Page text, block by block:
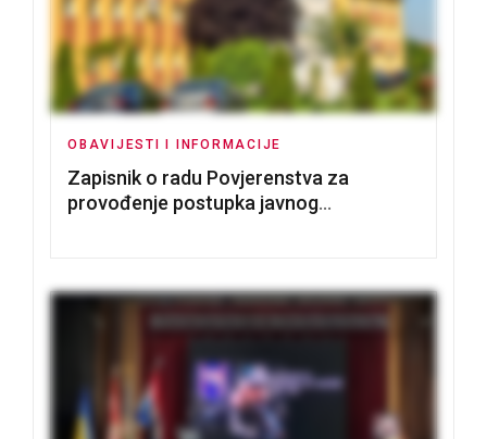
OBAVIJESTI I INFORMACIJE
Zapisnik o radu Povjerenstva za
provođenje postupka javnog